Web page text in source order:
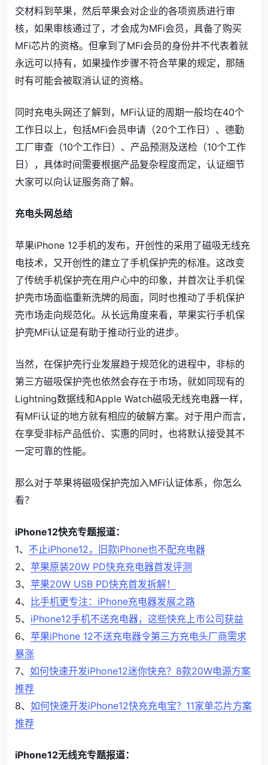
交材料到苹果，然后苹果会对企业的各项资质进行审
核，如果审核通过了，才会成为MFi会员，具备了购买
MFi芯片的资格。但拿到了MFi会员的身份并不代表着就
永远可以持有，如果操作步骤不符合苹果的规定，那随
时有可能会被取消认证的资格。
同时充电头网还了解到，MFi认证的周期一般均在40个
工作日以上，包括MFi会员申请（20个工作日）、德勤
工厂审查（10个工作日）、产品预测及送检（10个工作
日），具体时间需要根据产品复杂程度而定，认证细节
大家可以向认证服务商了解。
充电头网总结
苹果iPhone 12手机的发布，开创性的采用了磁吸无线充
电技术，又开创性的建立了手机保护壳的标准。这改变
了传统手机保护壳在用户心中的印象，并首次让手机保
护壳市场面临重新洗牌的局面，同时也推动了手机保护
壳市场走向规范化。从长远角度来看，苹果实行手机保
护壳MFi认证是有助于推动行业的进步。
当然，在保护壳行业发展趋于规范化的进程中，非标的
第三方磁吸保护壳也依然会存在于市场，就如同现有的
Lightning数据线和Apple Watch磁吸无线充电器一样，
有MFi认证的地方就有相应的破解方案。对于用户而言，
在享受非标产品低价、实惠的同时，也将默认接受其不
一定可靠的性能。
那么对于苹果将磁吸保护壳加入MFi认证体系，你怎么
看？
iPhone12快充专题报道：
1、 不止iPhone12，旧款iPhone也不配充电器
2、 苹果原装20W PD快充充电器首发评测
3、 苹果20W USB PD快充首发拆解！
4、
比手机更专注：iPhone充电器发展之路
5、 iPhone12手机不送充电器，这些快充上市公司获益
6、 苹果iPhone 12不送充电器令第三方充电头厂商需求
暴涨
7、 如何快速开发iPhone12迷你快充？8款20W电源方案
推荐
8、 如何快速开发iPhone12快充充电宝？11家单芯片方案
推荐
iPhone12无线充专题报道：